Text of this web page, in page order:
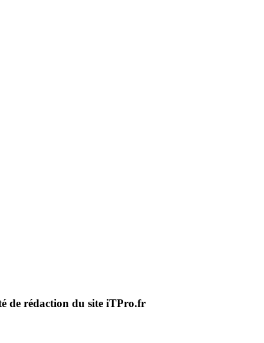
de rédaction du site iTPro.fr